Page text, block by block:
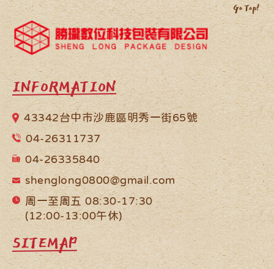
INFORMATION
43342台中市沙鹿區明秀一街65號
04-26311737
04-26335840
shenglong0800@gmail.com
周一至周五 08:30-17:30
(12:00-13:00午休)
SITEMAP